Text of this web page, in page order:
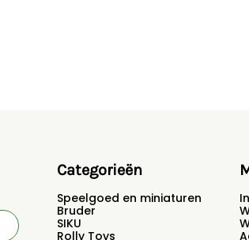
Categorieën
Speelgoed en miniaturen
Bruder
SIKU
Rolly Toys